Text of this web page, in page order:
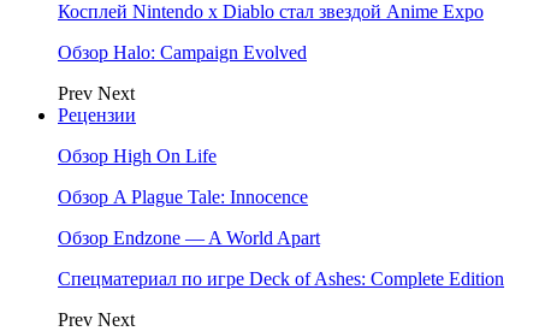
Косплей Nintendo x Diablo стал звездой Anime Expo
Обзор Halo: Campaign Evolved
Prev Next
Рецензии
Обзор High On Life
Обзор A Plague Tale: Innocence
Обзор Endzone — A World Apart
Спецматериал по игре Deck of Ashes: Complete Edition
Prev Next